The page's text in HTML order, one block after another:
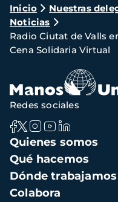
Ruta
de
navegación
Inicio Nuestras
Noticias
Radio Ciutat de Valls
Cena Solidaria Virtual
Navegación
principal
Quienes somos
Qué hacemos
Dónde trabajamos
Colabora
Redes sociales